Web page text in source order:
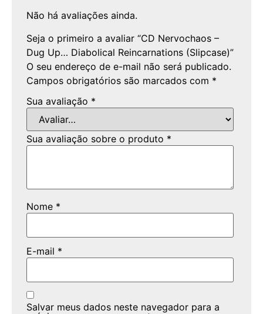
Não há avaliações ainda.
Seja o primeiro a avaliar “CD Nervochaos –
Dug Up… Diabolical Reincarnations (Slipcase)”
O seu endereço de e-mail não será publicado.
Campos obrigatórios são marcados com *
Sua avaliação *
Sua avaliação sobre o produto *
Nome *
E-mail *
Salvar meus dados neste navegador para a